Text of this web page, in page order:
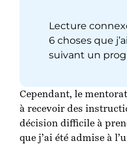
Lecture
6 choses que
suivant un
Cependant, le
à recevoir des
décision difficile à
que j’ai été admise à